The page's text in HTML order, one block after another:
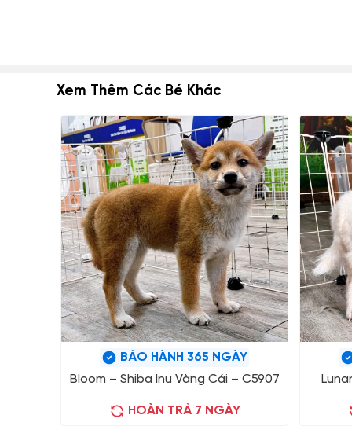
Xem Thêm Các Bé Khác
BẢO HÀNH 365 NGÀY
Bloom – Shiba Inu Vàng Cái – C5907
HOÀN TRẢ 7 NGÀY